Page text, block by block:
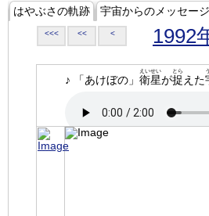
はやぶさの軌跡 宇宙からのメッセージ
<<< << < 1992
♪ 「あけぼの」 衛星
えいせい
が捉
とら
えた